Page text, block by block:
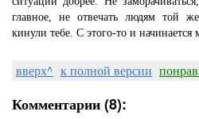
главное, не отвечать людям той
кинули тебе. С этого-то и начинается
вверх^ к полной версии
Комментарии (8):